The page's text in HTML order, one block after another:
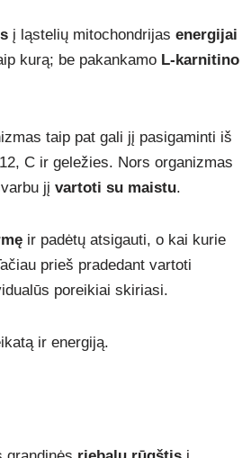
į ląstelių mitochondrijas energijai
kurą; be pakankamo L-karnitino
taip pat gali jį pasigaminti iš
C ir geležies. Nors organizmas
jį vartoti su maistu.
ir padėtų atsigauti, o kai kurie
prieš pradedant vartoti
poreikiai skiriasi.
ir energiją.